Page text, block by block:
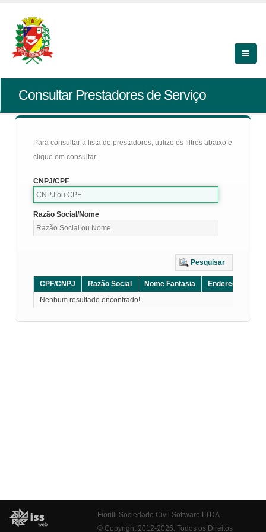
Consultar Prestadores de Serviço
Para consultar a lista de prestadores, utilize os filtros abaixo e
clique em consultar.
CNPJ/CPF
Razão Social/Nome
Pesquisar
CPF/CNPJ Razão Social Nome Fantasia Endereço
Nenhum resultado encontrado!
Fiorilli Sociedade Civil Software LTDA
© Copyright 2012-2026. Todos os Direitos